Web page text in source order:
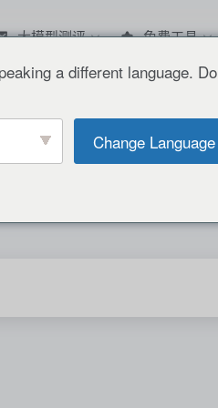
大模型测评 免费工具
a different language. Do
Change Language